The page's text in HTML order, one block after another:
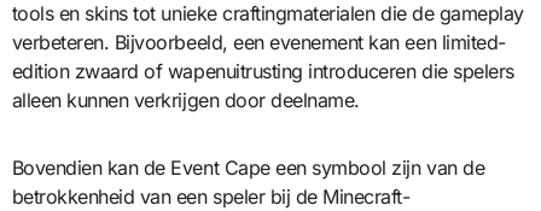
tools en skins tot unieke craftingmaterialen die de gameplay
verbeteren. Bijvoorbeeld, een evenement kan een limited-
edition zwaard of wapenuitrusting introduceren die spelers
alleen kunnen verkrijgen door deelname.
Bovendien kan de Event Cape een symbool zijn van de
betrokkenheid van een speler bij de Minecraft-